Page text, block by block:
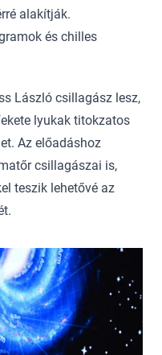
alakítják.
és chilles
László csillagász lesz,
lyukak titokzatos
Az előadáshoz
csillagászai is,
teszik lehetővé az